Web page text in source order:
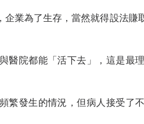
業為了生存，當然就得設法賺
醫院都能「活下去」，這是最
繁發生的情況，但病人接受了